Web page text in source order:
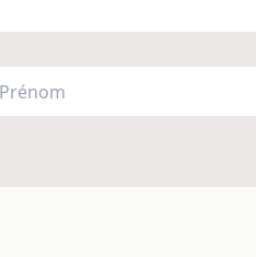
des touches subtiles pour l'